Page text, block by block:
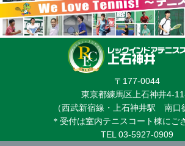
〒177-0044
東京都練馬区上石神井4-
（西武新宿線・上石神井駅 南口
＊受付は室内テニスコート棟にご
TEL 03-5927-0909